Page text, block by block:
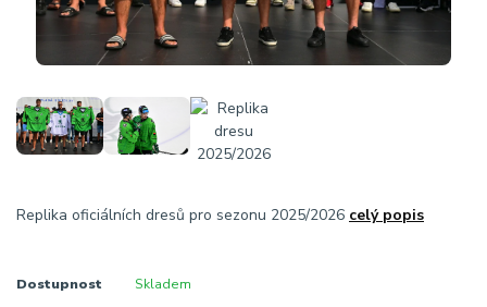
Replika oficiálních dresů pro sezonu 2025/2026 celý popis
Dostupnost Skladem